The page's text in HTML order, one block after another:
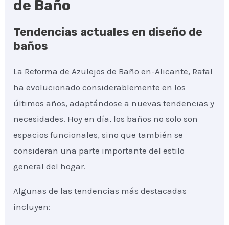
de Baño
Tendencias actuales en diseño de
baños
La Reforma de Azulejos de Baño en-Alicante, Rafal
ha evolucionado considerablemente en los
últimos años, adaptándose a nuevas tendencias y
necesidades. Hoy en día, los baños no solo son
espacios funcionales, sino que también se
consideran una parte importante del estilo
general del hogar.
Algunas de las tendencias más destacadas
incluyen: